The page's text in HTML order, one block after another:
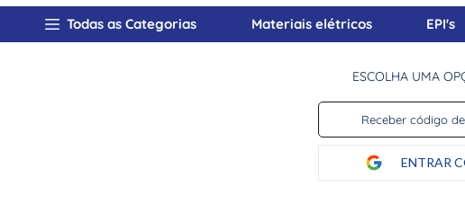
Todas as Categorias Materiais elétricos EPI's
ESCOLHA UMA
Receber código
ENTRAR
1º disjuntor
cabo flexivel
cabo
contator